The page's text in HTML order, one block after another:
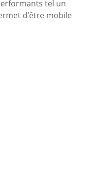
tel un
d’être mobile